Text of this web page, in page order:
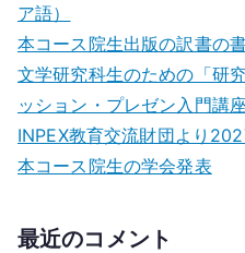
ア語）
本コース院生出版の訳書の
文学研究科生のための「研
ッション・プレゼン⼊⾨講座
INPEX教育交流財団より
本コース院生の学会発表
最近のコメント